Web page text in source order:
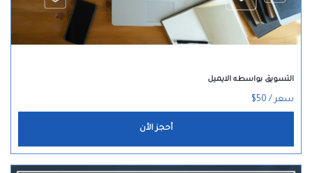
التسويق بواسطه الايميل
سعر / 50$
أحجز الأن